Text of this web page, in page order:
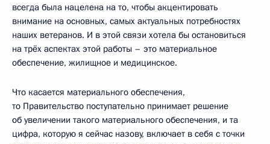
всегда была нацелена на то, чтобы акцентировать
внимание на основных, самых актуальных потребностях
наших ветеранов. И в этой связи хотела бы остановиться
на трёх аспектах этой работы – это материальное
обеспечение, жилищное и медицинское.
Что касается материального обеспечения,
то Правительство поступательно принимает решение
об увеличении такого материального обеспечения, и та
цифра, которую я сейчас назову, включает в себя с точки